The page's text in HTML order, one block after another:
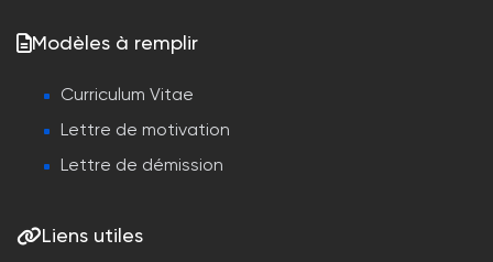
Modèles à remplir
Curriculum Vitae
Lettre de motivation
Lettre de démission
Liens utiles